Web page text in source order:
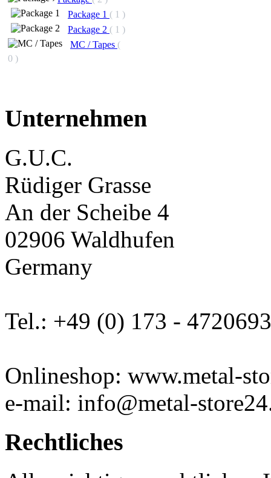
Package 1 ( 1 )
Package 2 ( 1 )
MC / Tapes (
0 )
Unternehmen
G.U.C.
Rüdiger Grasse
An der Scheibe 4
02906 Waldhufen
Germany
Tel.: +49 (0) 173 - 4720693
Onlineshop: www.metal-
e-mail: info@metal-
Rechtliches